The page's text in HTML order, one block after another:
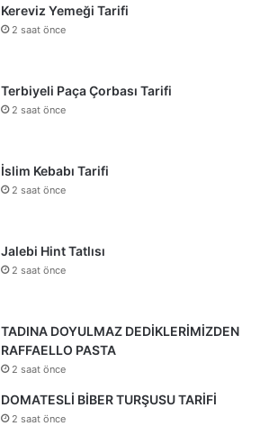
Kereviz Yemeği Tarifi
2 saat önce
Terbiyeli Paça Çorbası Tarifi
2 saat önce
İslim Kebabı Tarifi
2 saat önce
Jalebi Hint Tatlısı
2 saat önce
TADINA DOYULMAZ DEDİKLERİMİZDEN
RAFFAELLO PASTA
2 saat önce
DOMATESLİ BİBER TURŞUSU TARİFİ
2 saat önce